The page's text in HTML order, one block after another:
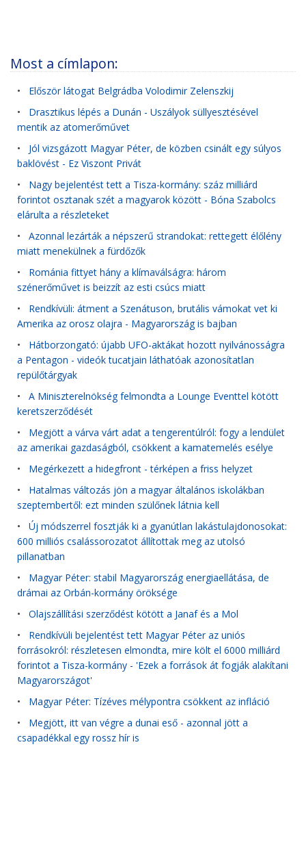
Most a címlapon:
• Először látogat Belgrádba Volodimir Zelenszkij
• Drasztikus lépés a Dunán - Uszályok süllyesztésével
mentik az atomerőművet
• Jól vizsgázott Magyar Péter, de közben csinált egy súlyos
baklövést - Ez Viszont Privát
• Nagy bejelentést tett a Tisza-kormány: száz milliárd
forintot osztanak szét a magyarok között - Bóna Szabolcs
elárulta a részleteket
• Azonnal lezárták a népszerű strandokat: rettegett élőlény
miatt menekülnek a fürdőzők
• Románia fittyet hány a klímaválságra: három
szénerőművet is beizzít az esti csúcs miatt
• Rendkívüli: átment a Szenátuson, brutális vámokat vet ki
Amerika az orosz olajra - Magyarország is bajban
• Hátborzongató: újabb UFO-aktákat hozott nyilvánosságra
a Pentagon - videók tucatjain láthatóak azonosítatlan
repülőtárgyak
• A Miniszterelnökség felmondta a Lounge Eventtel kötött
keretszerződését
• Megjött a várva várt adat a tengerentúlról: fogy a lendület
az amerikai gazdaságból, csökkent a kamatemelés esélye
• Megérkezett a hidegfront - térképen a friss helyzet
• Hatalmas változás jön a magyar általános iskolákban
szeptembertől: ezt minden szülőnek látnia kell
• Új módszerrel fosztják ki a gyanútlan lakástulajdonosokat:
600 milliós csalássorozatot állítottak meg az utolsó
pillanatban
• Magyar Péter: stabil Magyarország energiaellátása, de
drámai az Orbán-kormány öröksége
• Olajszállítási szerződést kötött a Janaf és a Mol
• Rendkívüli bejelentést tett Magyar Péter az uniós
forrásokról: részletesen elmondta, mire költ el 6000 milliárd
forintot a Tisza-kormány - 'Ezek a források át fogják alakítani
Magyarországot'
• Magyar Péter: Tízéves mélypontra csökkent az infláció
• Megjött, itt van végre a dunai eső - azonnal jött a
csapadékkal egy rossz hír is